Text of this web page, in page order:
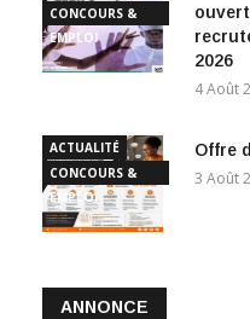
CONCOURS &
EMPLOI
2026
4 Août
ACTUALITÉ
CONCOURS &
EMPLOI
Offre
3 Août
ANNONCE